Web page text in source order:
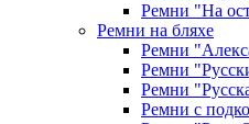
Ремни "На
Ремни на бляхе
Ремни
Ремни
Ремни
Ремни с